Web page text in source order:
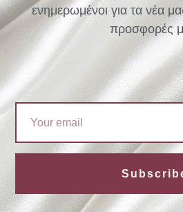
ενημερωμένοι για τα νέα
προσφορές